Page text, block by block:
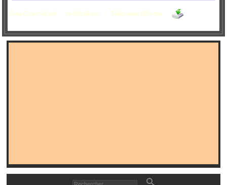
Folia Conch 69.pdf (4 006,66 ko) Téléchargé 1934 fois